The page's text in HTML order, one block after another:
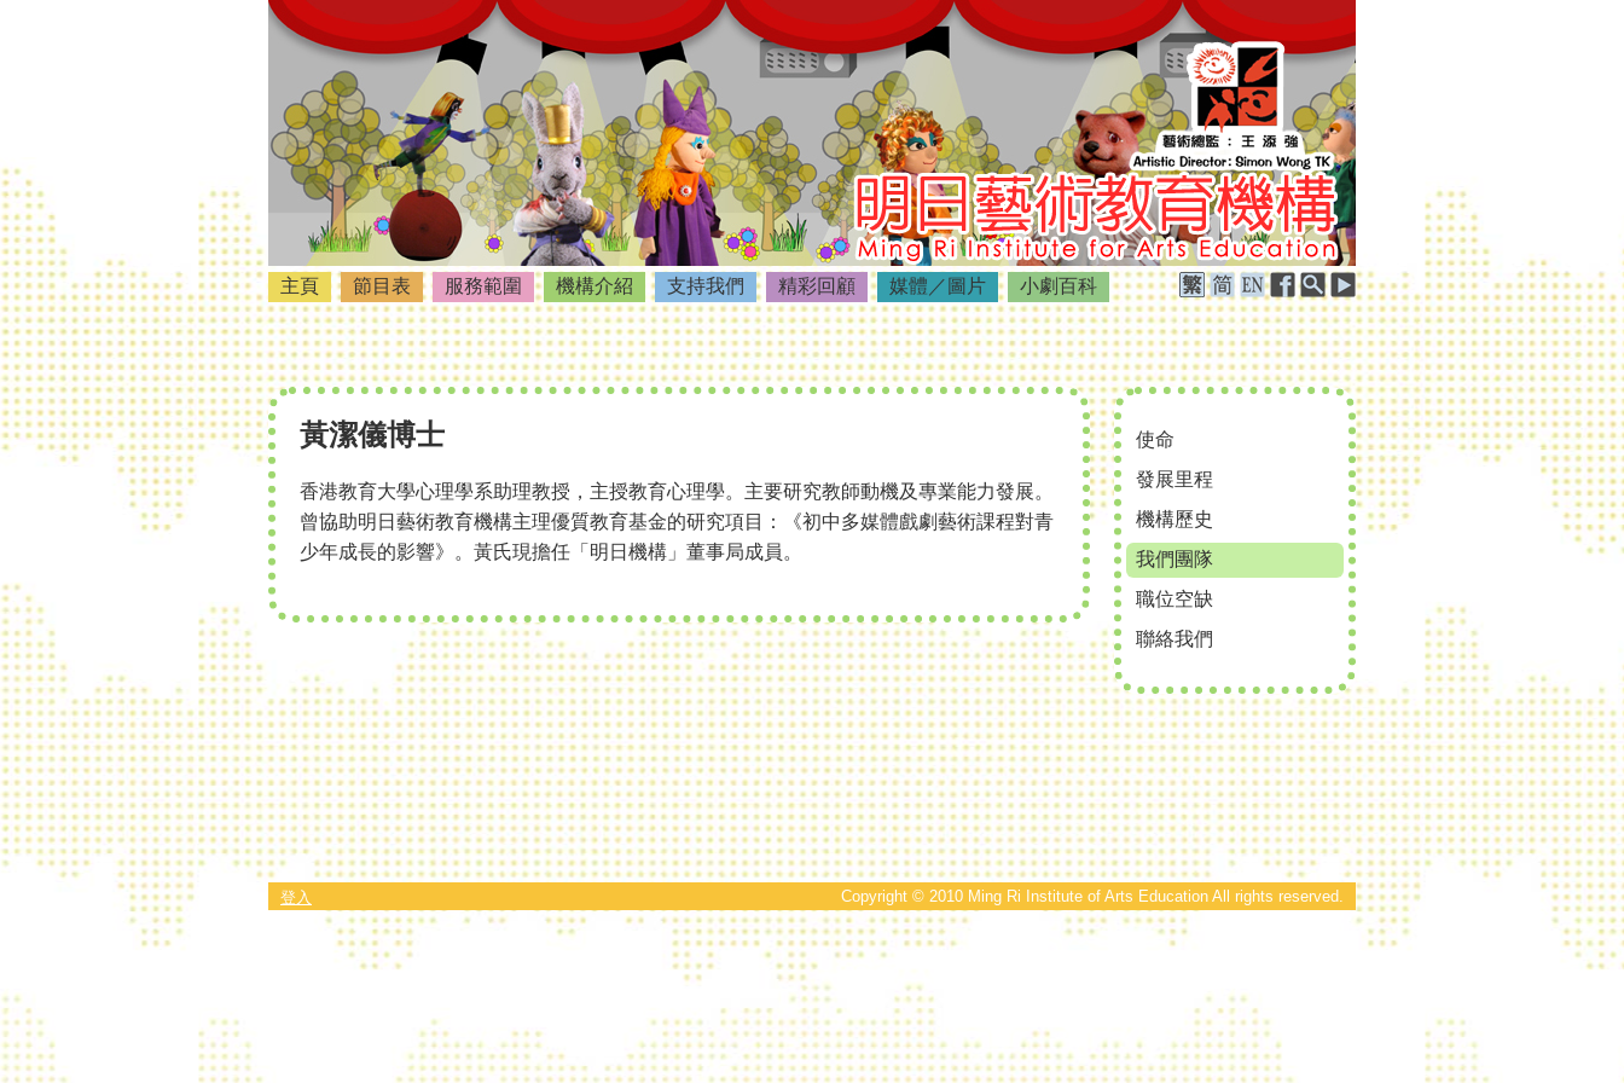
主頁 節目表 服務範圍 機構介紹 支持我們 精彩回顧 媒體／圖片 小劇百科
使命
發展里程
機構歷史
我們團隊
職位空缺
聯絡我們
黃潔儀博士
香港教育大學心理學系助理教授，主授教育心理學。主要研究教師動機及專業能力發展。
曾協助明日藝術教育機構主理優質教育基金的研究項目：《初中多媒體戲劇藝術課程對青
少年成長的影響》。黃氏現擔任「明日機構」董事局成員。
登入 Copyright © 2010 Ming Ri Institute of Arts Education All rights reserved.